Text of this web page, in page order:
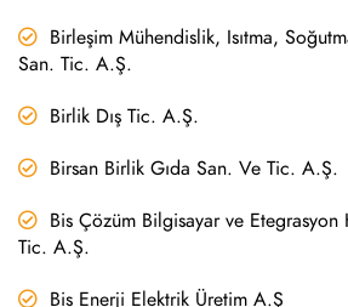
Birleşim Mühendislik, Isıtma,
San. Tic. A.Ş.
Birlik Dış Tic. A.Ş.
Birsan Birlik Gıda San. Ve Tic. A.Ş.
Bis Çözüm Bilgisayar ve Etegrasyon
Tic. A.Ş.
Bis Enerji Elektrik Üretim A.Ş